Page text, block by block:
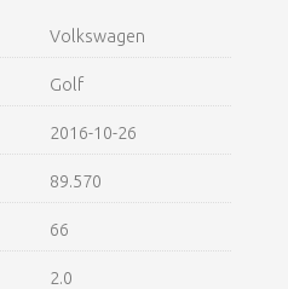
Volkswagen
Golf
2016-10-26
89.570
66
2.0